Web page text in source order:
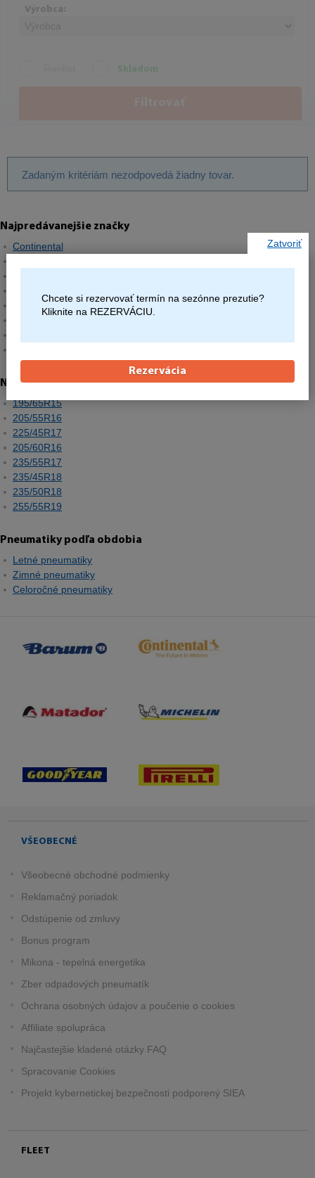
Výrobca:
Skladom
Zadaným kritériám nezodpovedá žiadny tovar.
Najpredávanejšie značky
Continental
Hankook
Najpredávanejšie rozmery
195/65R15
205/55R16
225/45R17
205/60R16
235/55R17
235/45R18
235/50R18
255/55R19
Pneumatiky podľa obdobia
Letné pneumatiky
Zimné pneumatiky
Celoročné pneumatiky
VŠEOBECNÉ
Všeobecné obchodné podmienky
Reklamačný poriadok
Odstúpenie od zmluvy
Bonus program
Mikona - tepelná energetika
Zber odpadových pneumatík
Ochrana osobných údajov a poučenie o cookies
Affiliate spolupráca
Najčastejšie kladené otázky FAQ
Spracovanie Cookies
Projekt kybernetickej bezpečnosti podporený SIEA
FLEET
Zatvoriť
Chcete si rezervovať termín na sezónne prezutie?
Kliknite na REZERVÁCIU.
Rezervácia